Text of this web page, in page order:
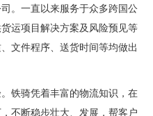
。一直以来服务于众多跨国公
运项目解决方案及风险预见等
文件程序、送货时间等均做出
铁骑凭着丰富的物流知识，在
不断稳步壮大、发展，帮客户